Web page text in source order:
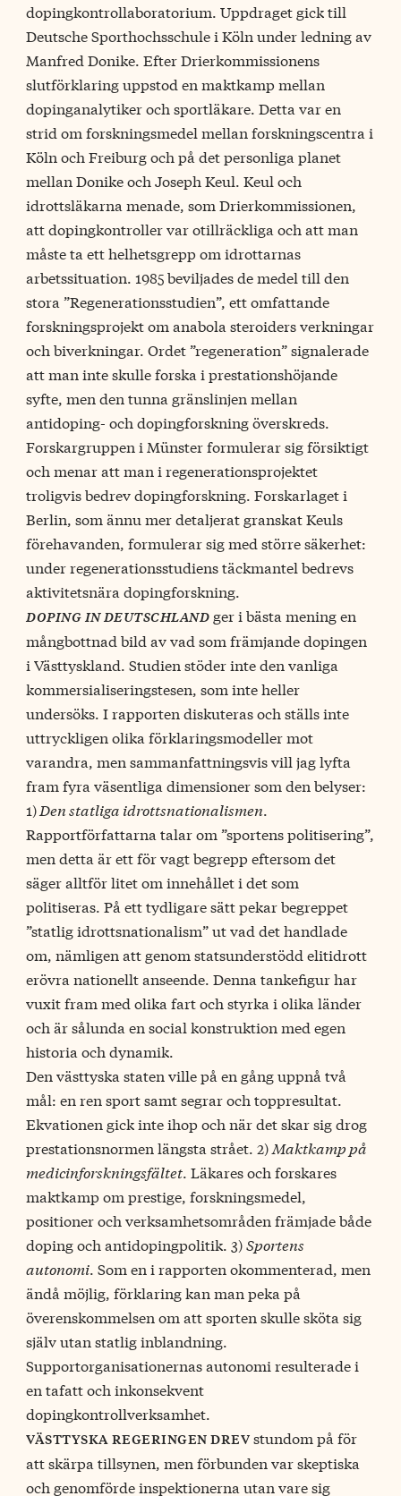
dopingkontrollaboratorium. Uppdraget gick till
Deutsche Sporthochsschule i Köln under ledning av
Manfred Donike. Efter Drierkommissionens
slutförklaring uppstod en maktkamp mellan
dopinganalytiker och sportläkare. Detta var en
strid om forskningsmedel mellan forskningscentra i
Köln och Freiburg och på det personliga planet
mellan Donike och Joseph Keul. Keul och
idrottsläkarna menade, som Drierkommissionen,
att dopingkontroller var otillräckliga och att man
måste ta ett helhetsgrepp om idrottarnas
arbetssituation. 1985 beviljades de medel till den
stora ”Regenerationsstudien”, ett omfattande
forskningsprojekt om anabola steroiders verkningar
och biverkningar. Ordet ”regeneration” signalerade
att man inte skulle forska i prestationshöjande
syfte, men den tunna gränslinjen mellan
antidoping- och dopingforskning överskreds.
Forskargruppen i Münster formulerar sig försiktigt
och menar att man i regenerationsprojektet
troligvis bedrev dopingforskning. Forskarlaget i
Berlin, som ännu mer detaljerat granskat Keuls
förehavanden, formulerar sig med större säkerhet:
under regenerationsstudiens täckmantel bedrevs
aktivitetsnära dopingforskning.
doping in deutschland ger i bästa mening en
mångbottnad bild av vad som främjande dopingen
i Västtyskland. Studien stöder inte den vanliga
kommersialiseringstesen, som inte heller
undersöks. I rapporten diskuteras och ställs inte
uttryckligen olika förklaringsmodeller mot
varandra, men sammanfattningsvis vill jag lyfta
fram fyra väsentliga dimensioner som den belyser:
1)Den statliga idrottsnationalismen.
Rapportförfattarna talar om ”sportens politisering”,
men detta är ett för vagt begrepp eftersom det
säger alltför litet om innehållet i det som
politiseras. På ett tydligare sätt pekar begreppet
”statlig idrottsnationalism” ut vad det handlade
om, nämligen att genom statsunderstödd elitidrott
erövra nationellt anseende. Denna tankefigur har
vuxit fram med olika fart och styrka i olika länder
och är sålunda en social konstruktion med egen
historia och dynamik.
Den västtyska staten ville på en gång uppnå två
mål: en ren sport samt segrar och toppresultat.
Ekvationen gick inte ihop och när det skar sig drog
prestationsnormen längsta strået. 2)Maktkamp på
medicinforskningsfältet. Läkares och forskares
maktkamp om prestige, forskningsmedel,
positioner och verksamhetsområden främjade både
doping och antidopingpolitik. 3)Sportens
autonomi. Som en i rapporten okommenterad, men
ändå möjlig, förklaring kan man peka på
överenskommelsen om att sporten skulle sköta sig
själv utan statlig inblandning.
Supportorganisationernas autonomi resulterade i
en tafatt och inkonsekvent
dopingkontrollverksamhet.
västtyska regeringen drevstundom på för
att skärpa tillsynen, men förbunden var skeptiska
och genomförde inspektionerna utan vare sig